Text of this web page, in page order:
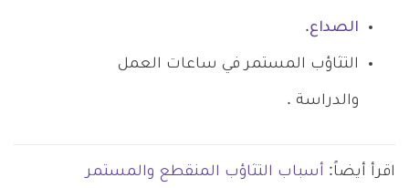
الصداع.
التثاؤب المستمر في ساعات العمل
والدراسة .
اقرأ أيضاً: أسباب التثاؤب المنقطع والمستمر